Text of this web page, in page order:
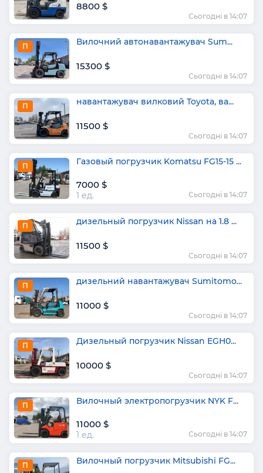
8800 $
Сьогодні в 14:07
П Вилочний автонавантажувач Sum...
15300 $
Сьогодні в 14:07
П навантажувач вилковий Toyota, ва...
11500 $
Сьогодні в 14:07
П Газовый погрузчик Komatsu FG15-15 ...
7000 $
1 ед. Сьогодні в 14:07
П дизельный погрузчик Nissan на 1.8 ...
11500 $
Сьогодні в 14:07
П дизельний навантажувач Sumitomo...
11000 $
Сьогодні в 14:07
П Дизельный погрузчик Nissan EGH0...
10000 $
Сьогодні в 14:07
П Вилочный электропогрузчик NYK F...
11000 $
1 ед. Сьогодні в 14:07
П Вилочный погрузчик Mitsubishi FG...